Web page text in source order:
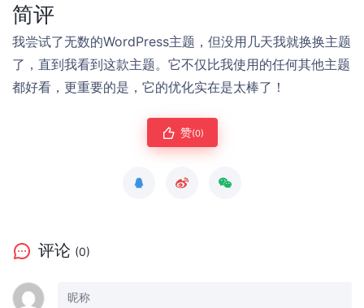
简评
我尝试了无数的WordPress主题，但没用几天我就换换主题
了，直到我看到这款主题。它不仅比我使用的任何其他主题
都好看，更重要的是，它的优化实在是太棒了！
赞(0)
评论 (0)